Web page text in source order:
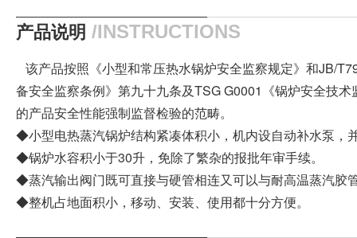
产品说明 /INSTRUCTIONS
该产品按照《小型和常压热水锅炉安全监察规定》和JB/
备安全监察条例》第九十九条及TSG G0001《锅炉安全技
的产品安全性能强制监督检验的范畴。
◆小型电热蒸汽锅炉结构紧凑体积小，机内设自动补水泵，
◆锅炉水容积小于30升，免除了繁杂的报批年审手续。
◆蒸汽输出阀门既可直接与硬管相连又可以与耐高温蒸汽胶
◆整机占地面积小，移动、安装、使用都十分方便。